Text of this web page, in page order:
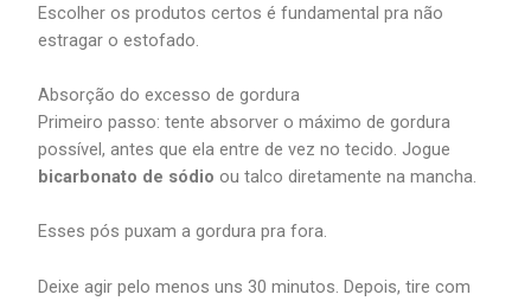
Escolher os produtos certos é fundamental pra não
estragar o estofado.
Absorção do excesso de gordura
Primeiro passo: tente absorver o máximo de gordura
possível, antes que ela entre de vez no tecido. Jogue
bicarbonato de sódio ou talco diretamente na mancha.
Esses pós puxam a gordura pra fora.
Deixe agir pelo menos uns 30 minutos. Depois, tire com